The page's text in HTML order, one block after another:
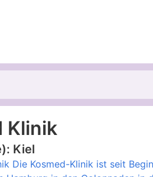
Klinik
Kiel
Die Kosmed-Klinik ist seit